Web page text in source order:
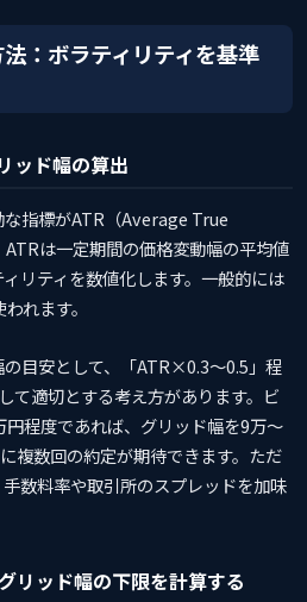
：ボラティリティを基準
ッド幅の算出
指標がATR（Average True
は一定期間の価格変動幅の平均値
リティを数値化します。一般的には
れます。
目安として、「ATR×0.3〜0.5」程
て適切とする考え方があります。ビ
程度であれば、グリッド幅を9万〜
複数回の約定が期待できます。ただ
数料率や取引所のスプレッドを加味
リッド幅の下限を計算する